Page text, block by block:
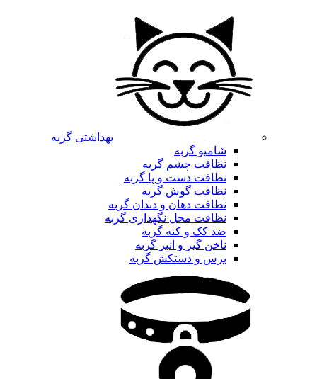
بهداشتی گربه
شامپو گربه
نظافت چشم گربه
نظافت دست و پا گربه
نظافت گوش گربه
نظافت دهان و دندان گربه
نظافت محل نگهداری گربه
ضد کک و کنه گربه
ناخن گیر و انبر گربه
برس و دستکش گربه